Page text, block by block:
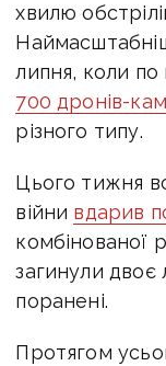
хвилю
липня, коли по
700 дронів-
різного типу.
Цього тижня
війни вдарив
комбінованої
загинули
поранені.
Протягом